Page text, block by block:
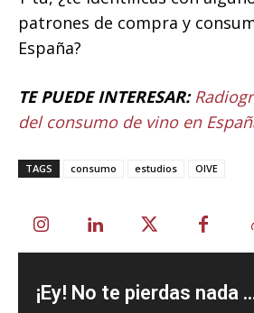
patrones de compra y
España?
TE PUEDE INTERESAR:
del consumo de vino en
TAGS consumo estudios OIVE
¡Ey! No te pierdas nada